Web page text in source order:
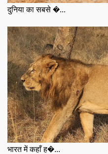
दुनिया का सबसे �...
भारत में कहाँ ह�...